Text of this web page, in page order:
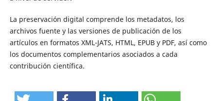
La preservación digital comprende los metadatos, los
archivos fuente y las versiones de publicación de los
artículos en formatos XML-JATS, HTML, EPUB y PDF, así como
los documentos complementarios asociados a cada
contribución científica.